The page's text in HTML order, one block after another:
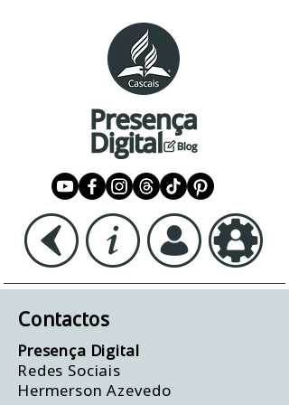
Contactos
Presença Digital
Redes Sociais
Hermerson Azevedo